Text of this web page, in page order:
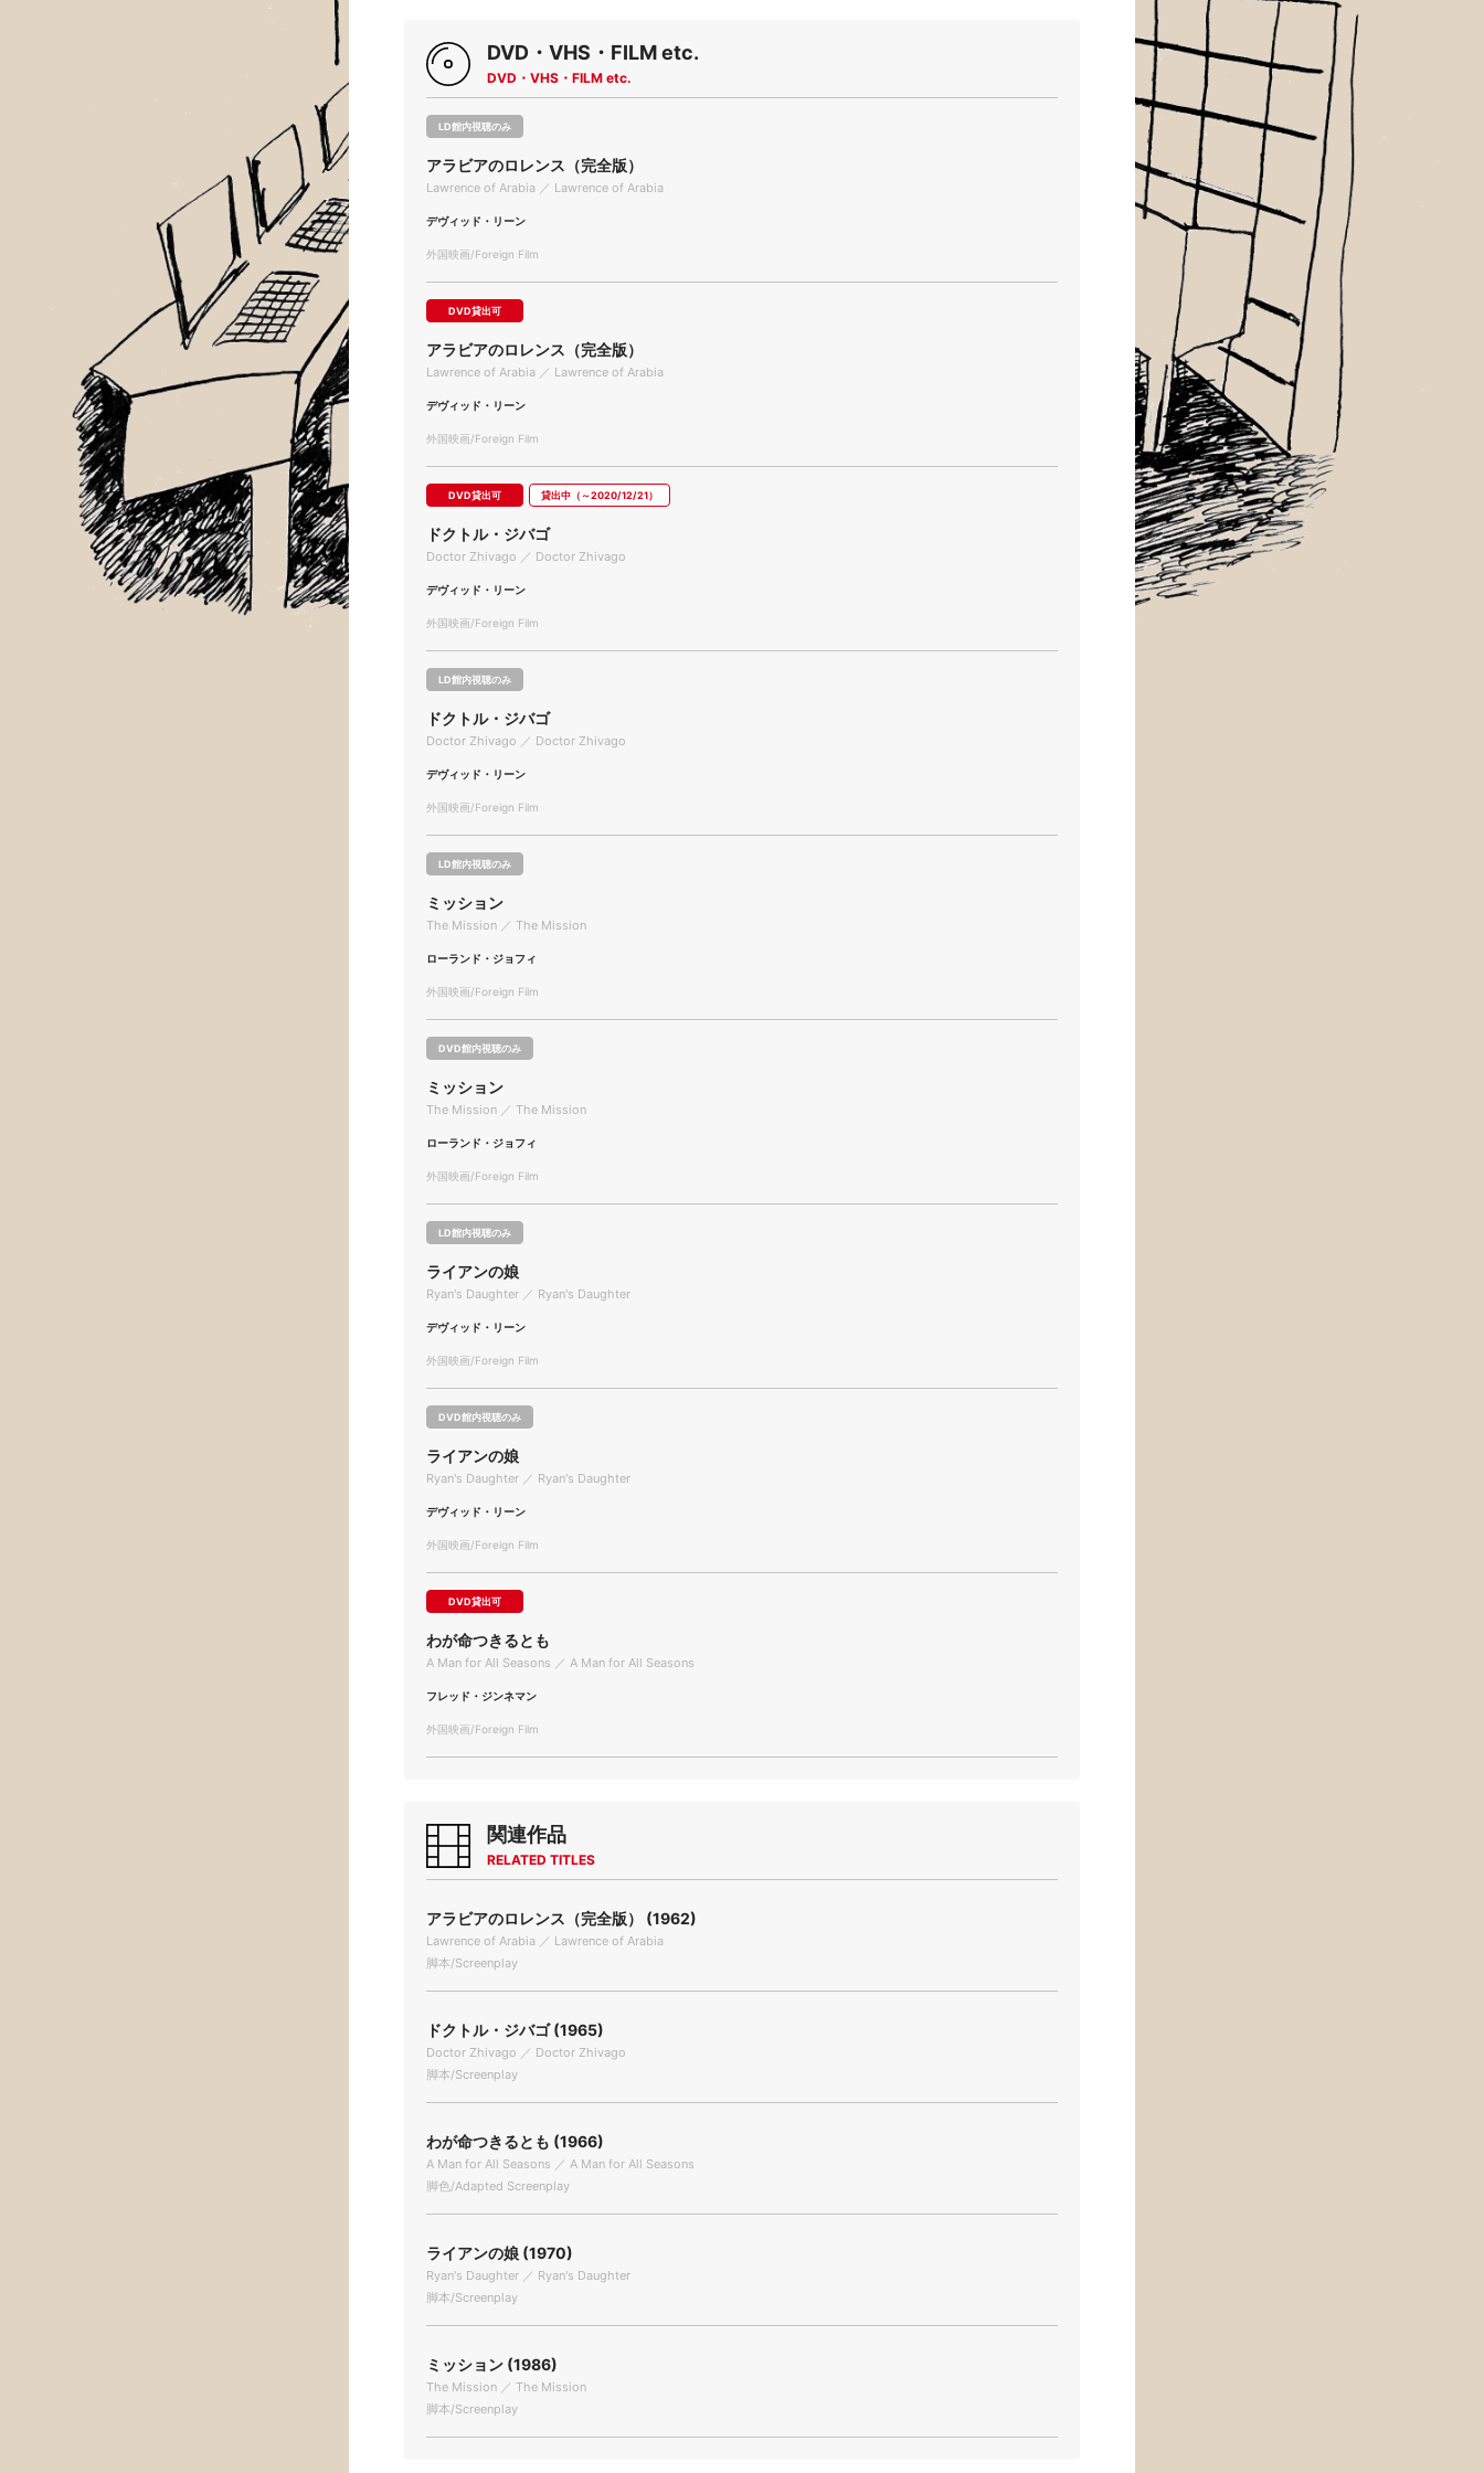
DVD・VHS・FILM etc.
DVD・VHS・FILM etc.
LD館内視聴のみ
アラビアのロレンス（完全版）
Lawrence of Arabia ／ Lawrence of Arabia
デヴィッド・リーン
外国映画/Foreign Film
DVD貸出可
アラビアのロレンス（完全版）
Lawrence of Arabia ／ Lawrence of Arabia
デヴィッド・リーン
外国映画/Foreign Film
DVD貸出可 貸出中（～2020/12/21）
ドクトル・ジバゴ
Doctor Zhivago ／ Doctor Zhivago
デヴィッド・リーン
外国映画/Foreign Film
LD館内視聴のみ
ドクトル・ジバゴ
Doctor Zhivago ／ Doctor Zhivago
デヴィッド・リーン
外国映画/Foreign Film
LD館内視聴のみ
ミッション
The Mission ／ The Mission
ローランド・ジョフィ
外国映画/Foreign Film
DVD館内視聴のみ
ミッション
The Mission ／ The Mission
ローランド・ジョフィ
外国映画/Foreign Film
LD館内視聴のみ
ライアンの娘
Ryan's Daughter ／ Ryan's Daughter
デヴィッド・リーン
外国映画/Foreign Film
DVD館内視聴のみ
ライアンの娘
Ryan's Daughter ／ Ryan's Daughter
デヴィッド・リーン
外国映画/Foreign Film
DVD貸出可
わが命つきるとも
A Man for All Seasons ／ A Man for All Seasons
フレッド・ジンネマン
外国映画/Foreign Film
関連作品
RELATED TITLES
アラビアのロレンス（完全版） (1962)
Lawrence of Arabia ／ Lawrence of Arabia
脚本/Screenplay
ドクトル・ジバゴ (1965)
Doctor Zhivago ／ Doctor Zhivago
脚本/Screenplay
わが命つきるとも (1966)
A Man for All Seasons ／ A Man for All Seasons
脚色/Adapted Screenplay
ライアンの娘 (1970)
Ryan's Daughter ／ Ryan's Daughter
脚本/Screenplay
ミッション (1986)
The Mission ／ The Mission
脚本/Screenplay